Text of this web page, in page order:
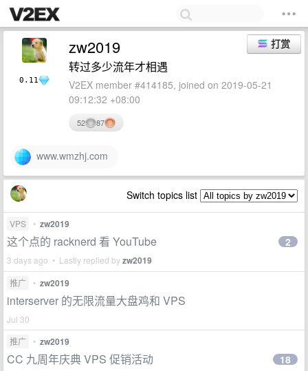
0.11
打赏
zw2019
转过多少流年才相遇
V2EX member #414185, joined on 2019-05-21
09:12:32 +08:00
52 87
www.wmzhj.com
Switch topics list
VPS • zw2019
这个点的 racknerd 看 YouTube
3 days ago • Lastly replied byzw2019
2
推广 • zw2019
interserver 的无限流量大盘鸡和 VPS
Jul 30
推广
• zw2019
CC 九周年庆典 VPS 促销活动 18